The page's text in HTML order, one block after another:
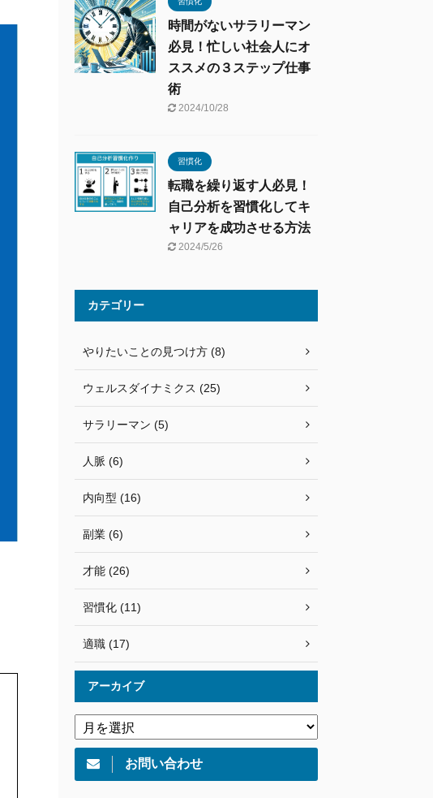
時間がないサラリーマン
必見！忙しい社会人にオ
ススメの３ステップ仕事
術
2024/10/28
習慣化
転職を繰り返す人必見！
自己分析を習慣化してキ
ャリアを成功させる方法
2024/5/26
カテゴリー
やりたいことの見つけ方 (8)
ウェルスダイナミクス (25)
サラリーマン (5)
人脈 (6)
内向型 (16)
副業 (6)
才能 (26)
習慣化 (11)
適職 (17)
アーカイブ
お問い合わせ